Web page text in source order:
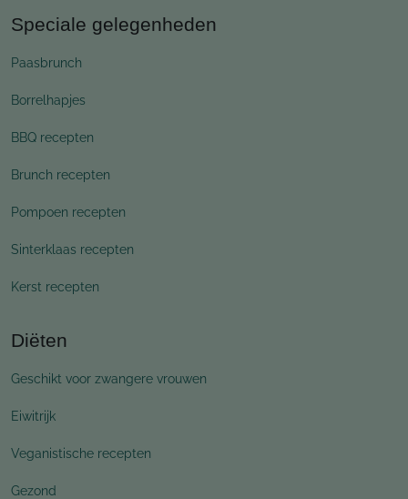
Speciale gelegenheden
Paasbrunch
Borrelhapjes
BBQ recepten
Brunch recepten
Pompoen recepten
Sinterklaas recepten
Kerst recepten
Diëten
Geschikt voor zwangere vrouwen
Eiwitrijk
Veganistische recepten
Gezond